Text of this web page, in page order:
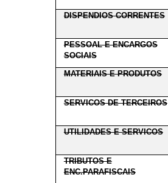
DISPENDIOS CORRENTES
PESSOAL E ENCARGOS
SOCIAIS
MATERIAIS E PRODUTOS
SERVICOS DE TERCEIROS
UTILIDADES E SERVICOS
TRIBUTOS E
ENC.PARAFISCAIS